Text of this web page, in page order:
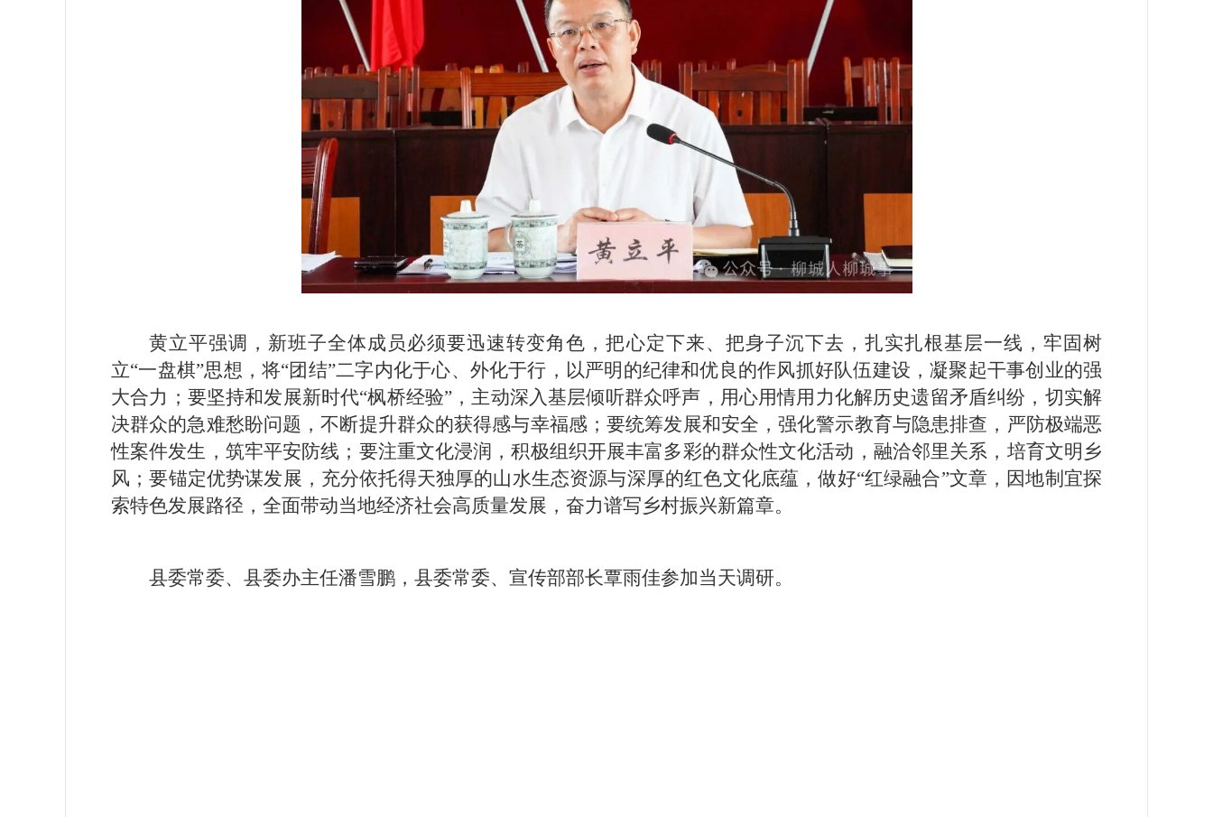
黄立平强调，新班子全体成员必须要迅速转变角色，把心定下来、把身子沉下去，扎实扎根基层一线，牢固树
立“一盘棋”思想，将“团结”二字内化于心、外化于行，以严明的纪律和优良的作风抓好队伍建设，凝聚起干事创业的强
大合力；要坚持和发展新时代“枫桥经验”，主动深入基层倾听群众呼声，用心用情用力化解历史遗留矛盾纠纷，切实解
决群众的急难愁盼问题，不断提升群众的获得感与幸福感；要统筹发展和安全，强化警示教育与隐患排查，严防极端恶
性案件发生，筑牢平安防线；要注重文化浸润，积极组织开展丰富多彩的群众性文化活动，融洽邻里关系，培育文明乡
风；要锚定优势谋发展，充分依托得天独厚的山水生态资源与深厚的红色文化底蕴，做好“红绿融合”文章，因地制宜探
索特色发展路径，全面带动当地经济社会高质量发展，奋力谱写乡村振兴新篇章。
县委常委、县委办主任潘雪鹏，县委常委、宣传部部长覃雨佳参加当天调研。